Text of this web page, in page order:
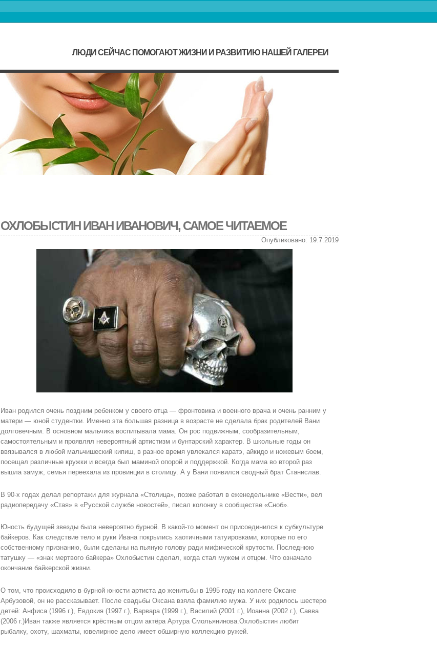
ЛЮДИ СЕЙЧАС ПОМОГАЮТ ЖИЗНИ И РАЗВИТИЮ НАШЕЙ ГАЛЕРЕИ
ОХЛОБЫСТИН ИВАН ИВАНОВИЧ, САМОЕ ЧИТАЕМОЕ
Опубликовано: 19.7.2019
Иван родился очень поздним ребенком у своего отца — фронтовика и военного врача и очень ранним у
матери — юной студентки. Именно эта большая разница в возрасте не сделала брак родителей Вани
долговечным. В основном мальчика воспитывала мама. Он рос подвижным, сообразительным,
самостоятельным и проявлял невероятный артистизм и бунтарский характер. В школьные годы он
ввязывался в любой мальчишеский кипиш, в разное время увлекался каратэ, айкидо и ножевым боем,
посещал различные кружки и всегда был маминой опорой и поддержкой. Когда мама во второй раз
вышла замуж, семья переехала из провинции в столицу. А у Вани появился сводный брат Станислав.
В 90-х годах делал репортажи для журнала «Столица», позже работал в еженедельнике «Вести», вел
радиопередачу «Стая» в «Русской службе новостей», писал колонку в сообществе «Сноб».
Юность будущей звезды была невероятно бурной. В какой-то момент он присоединился к субкультуре
байкеров. Как следствие тело и руки Ивана покрылись хаотичными татуировками, которые по его
собственному признанию, были сделаны на пьяную голову ради мифической крутости. Последнюю
татушку — «знак мертвого байкера» Охлобыстин сделал, когда стал мужем и отцом. Что означало
окончание байкерской жизни.
О том, что происходило в бурной юности артиста до женитьбы в 1995 году на коллеге Оксане
Арбузовой, он не рассказывает. После свадьбы Оксана взяла фамилию мужа. У них родилось шестеро
детей: Анфиса (1996 г.), Евдокия (1997 г.), Варвара (1999 г.), Василий (2001 г.), Иоанна (2002 г.), Савва
(2006 г.)Иван также является крёстным отцом актёра Артура Смольянинова.Охлобыстин любит
рыбалку, охоту, шахматы, ювелирное дело имеет обширную коллекцию ружей.